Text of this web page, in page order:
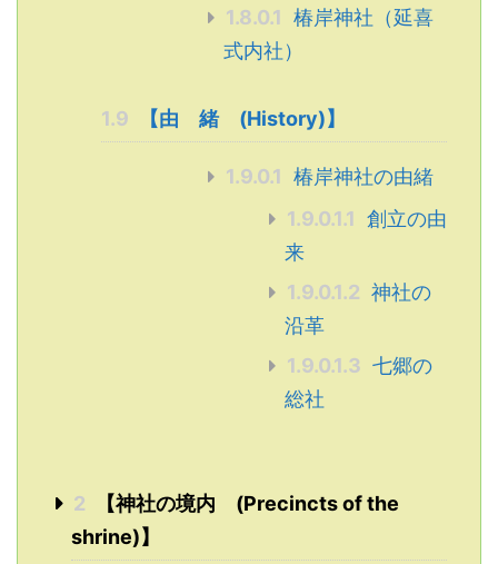
1.8.0.1
椿岸神社（延喜
式内社）
1.9 【由 緒 (History)】
1.9.0.1
椿岸神社の由緒
1.9.0.1.1
創立の由
来
1.9.0.1.2 神社の
沿革
1.9.0.1.3 七郷の
総社
2
【神社の境内 (Precincts of the
shrine)】